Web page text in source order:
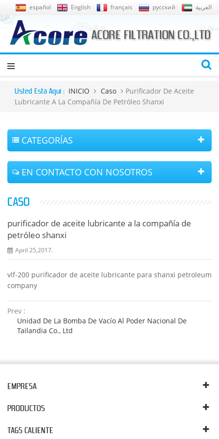
español English français русский العربية
Usted Está Aquí : INICIO Caso
Purificador De Aceite
Lubricante A La Compañía De Petróleo Shanxi
CATEGORÍAS
EN CONTACTO CON NOSOTROS
CASO
purificador de aceite lubricante a la compañía de
petróleo shanxi
April 25,2017.
vlf-200 purificador de aceite lubricante para shanxi petroleum
company
Prev :
Unidad De La Bomba De Vacío Al Poder Nacional De
Tailandia Co., Ltd
EMPRESA
PRODUCTOS
TAGS CALIENTE